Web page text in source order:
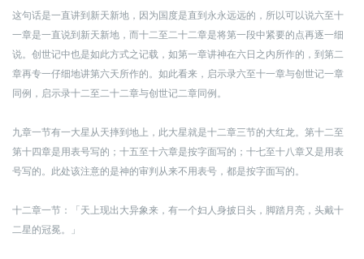
这句话是一直讲到新天新地，因为国度是直到永永远远的，所以可以说六至十
一章是一直说到新天新地，而十二至二十二章是将第一段中紧要的点再逐一细
说。创世记中也是如此方式之记载，如第一章讲神在六日之内所作的，到第二
章再专一仔细地讲第六天所作的。如此看来，启示录六至十一章与创世记一章
同例，启示录十二至二十二章与创世记二章同例。
九章一节有一大星从天摔到地上，此大星就是十二章三节的大红龙。 第十二至
第十四章是用表号写的；十五至十六章是按字面写的；十七至十八章又是用表
号写的。此处该注意的是神的审判从来不用表号，都是按字面写的。
十二章一节：「天上现出大异象来，有一个妇人身披日头，脚踏月亮，头戴十
二星的冠冕。」